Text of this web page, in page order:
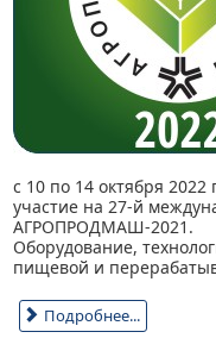
с 10 по 14 октября
участие на 27-й
АГРОПРОДМАШ-2021.
Оборудование,
пищевой и
Подробнее...